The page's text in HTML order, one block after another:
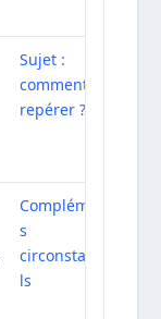
Sujet :
comment le
repérer ?
Complément
s
circonstancie
ls